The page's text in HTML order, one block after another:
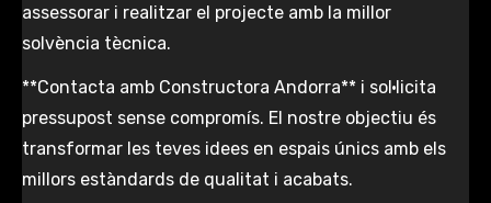
assessorar i realitzar el projecte amb la millor
solvència tècnica.
**Contacta amb Constructora Andorra** i sol·licita
pressupost sense compromís. El nostre objectiu és
transformar les teves idees en espais únics amb els
millors estàndards de qualitat i acabats.